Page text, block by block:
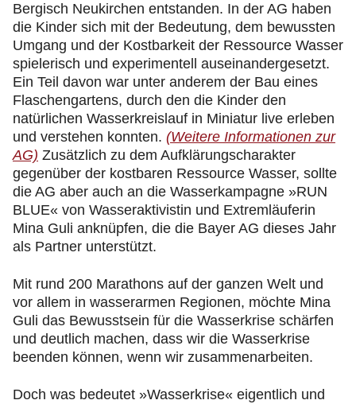
Bergisch Neukirchen entstanden. In der AG haben
die Kinder sich mit der Bedeutung, dem bewussten
Umgang und der Kostbarkeit der Ressource Wasser
spielerisch und experimentell auseinandergesetzt.
Ein Teil davon war unter anderem der Bau eines
Flaschengartens, durch den die Kinder den
natürlichen Wasserkreislauf in Miniatur live erleben
und verstehen konnten. (Weitere Informationen zur
AG) Zusätzlich zu dem Aufklärungscharakter
gegenüber der kostbaren Ressource Wasser, sollte
die AG aber auch an die Wasserkampagne »RUN
BLUE« von Wasseraktivistin und Extremläuferin
Mina Guli anknüpfen, die die Bayer AG dieses Jahr
als Partner unterstützt.
Mit rund 200 Marathons auf der ganzen Welt und
vor allem in wasserarmen Regionen, möchte Mina
Guli das Bewusstsein für die Wasserkrise schärfen
und deutlich machen, dass wir die Wasserkrise
beenden können, wenn wir zusammenarbeiten.
Doch was bedeutet »Wasserkrise« eigentlich und